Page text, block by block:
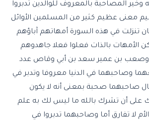
وخير المصاحبة بالمعروف للوالدين تدبروا
معنى عظيم كثير من المسلمين الأوائل
تنزلت في هذه السورة أمهاتهم آباؤهم
الأمهات بالذات فعلوا فعلا جاهدوهم
وصعب بن عمير سعد بن أبي وقاص عدد
وصاحبهما في الدنيا معروفا وتدبر في
صاحبهما صحبة بمعنى أنه لا يكون
على أن تشرك بالله ما ليس لك به علم
لا تفارق أما وصاحبهما تدبروا في